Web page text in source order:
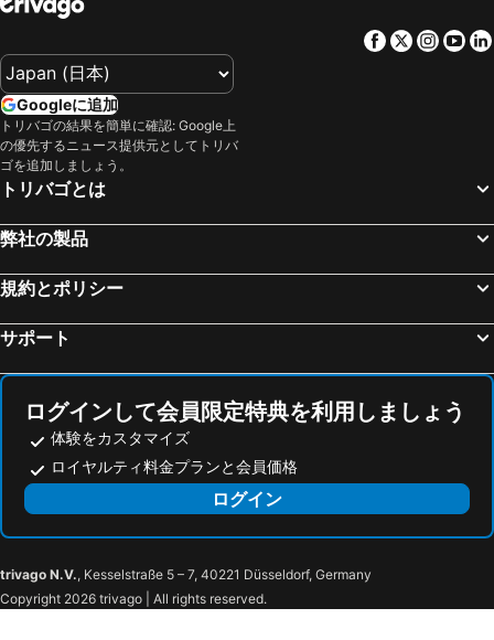
Hotel Pentagon
The Architect
citizenM Washington DC NoMa
ハイアット セントリック アーリントン
Fairfield Inn & Suites Washington, DC/New York Avenue
ザ ノルマンディー ホテル
HighRoad Washington DC
Hotel Hive
Hampton Inn & Suites Arlington Crystal City DCA
ザ ウェスティン ワシントン, D.C. シティ センター
キャピトル ヒル ホテル
Courtyard by Marriott Washington Capitol Hill/Navy Yard
Homewood Suites by Hilton Washington DC Capitol-Navy Yard
Residence Inn Washington Capitol Hill/Navy Yard
Residence Inn by Marriott Washington, DC National Mall
YOTEL Washington DC
Hilton Washington DC Capitol Hill
The Royal Sonesta Washington DC Capitol Hill
Intercontinental Hotels Washington D.c. - The Wharf By Ihg
Hilton Washington DC National Mall The Wharf
Canopy by Hilton Washington DC The Wharf
Hyatt House Washington DC/The Wharf
Arlo Washington DC
The Quincy, an Ascend Collection Hotel
Marriott Vacation Club at The Mayflower, Washington, D.C.
デイズ イン バイ ウィンダム キャンプ スプリングス アンドリュース AFB
Pentagon Memorial
Capitol Hill
WASHINGTON, DC HR LEADERSHIP SUMMIT
College Park Airport
Georgetown
Hershey's Chocolate World
Capital City Airport
リンカーン記念館
Dauphin County Courthouse
Hersheypark
30th Street Station
Reading Terminal Market
Washington DC Hop-On-Hop-Off Open-Top Double-Decker Bus Tour
National Museum of American History
Georgetown Waterfront Park
Maryland Science Center
Susquehanna Art Museum
Milton Hershey School
Second Bank of the United States
議事堂
Nationals Park
Facebook
Twitter
Googleに追加
トリバゴの結果を簡単に確認: Google上
の優先するニュース提供元としてトリバ
ゴを追加しましょう。
トリバゴとは
弊社の製品
規約とポリシー
サポート
ログインして会員限定特典を利用しましょう
体験をカスタマイズ
ロイヤルティ料金プランと会員価格
ログイン
trivago N.V., Kesselstraße 5 – 7, 40221 Düsseldorf, Germany
Copyright 2026 trivago | All rights reserved.